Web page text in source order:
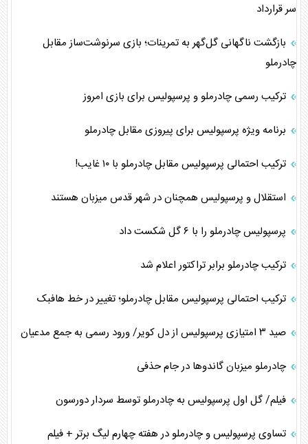
سر قرارداد
بازگشت ناگهانی گل‌گهر به تمرینات؛ بازی سرنوشت‌ساز مقابل
چادرملو
ترکیب رسمی چادرملو و پرسپولیس برای بازی امروز
برنامه ویژه پرسپولیس برای پیروزی مقابل چادرملو
ترکیب احتمالی پرسپولیس مقابل چادرملو با ۱۰ غایب!
استقلال و پرسپولیس همچنان در شهر قدس میزبان هستند
پرسپولیس چادرملو را با ۶ گل شکست داد
ترکیب چادرملو برابر تراکتور اعلام شد
ترکیب احتمالی پرسپولیس مقابل چادرملو؛ تغییر در خط هافبک
صید ۳ امتیازی پرسپولیس از دل کویر/ ورود رسمی به جمع مدعیان
چادرملو میزبان گاندو‌ها در جام حذفی
فیلم/ گل اول پرسپولیس به چادرملو توسط سردار دورسون
تساوی پرسپولیس و چادرملو در هفته چهارم لیگ برتر + فیلم